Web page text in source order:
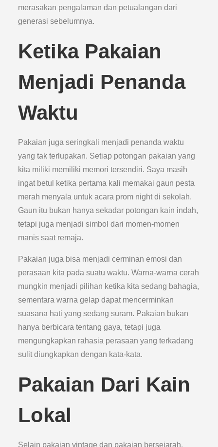
merasakan pengalaman dan petualangan dari
generasi sebelumnya.
Ketika Pakaian
Menjadi Penanda
Waktu
Pakaian juga seringkali menjadi penanda waktu
yang tak terlupakan. Setiap potongan pakaian yang
kita miliki memiliki memori tersendiri. Saya masih
ingat betul ketika pertama kali memakai gaun pesta
merah menyala untuk acara prom night di sekolah.
Gaun itu bukan hanya sekadar potongan kain indah,
tetapi juga menjadi simbol dari momen-momen
manis saat remaja.
Pakaian juga bisa menjadi cerminan emosi dan
perasaan kita pada suatu waktu. Warna-warna cerah
mungkin menjadi pilihan ketika kita sedang bahagia,
sementara warna gelap dapat mencerminkan
suasana hati yang sedang suram. Pakaian bukan
hanya berbicara tentang gaya, tetapi juga
mengungkapkan rahasia perasaan yang terkadang
sulit diungkapkan dengan kata-kata.
Pakaian Dari Kain
Lokal
Selain pakaian vintage dan pakaian bersejarah,